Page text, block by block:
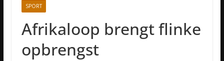
SPORT
Afrikaloop brengt flinke
opbrengst